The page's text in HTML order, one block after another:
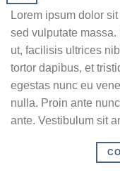
Lorem ipsum dolor
sed vulputate
ut, facilisis ultrices
tortor dapibus, et
egestas nunc eu
nulla. Proin ante
ante. Vestibulum sit